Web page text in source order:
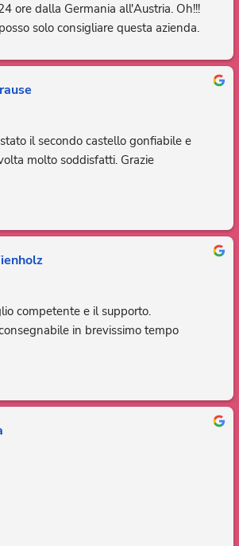
ore dalla Germania all'Austria. Oh!!!
solo consigliare questa azienda.
il secondo castello gonfiabile e
molto soddisfatti. Grazie
competente e il supporto.
in brevissimo tempo